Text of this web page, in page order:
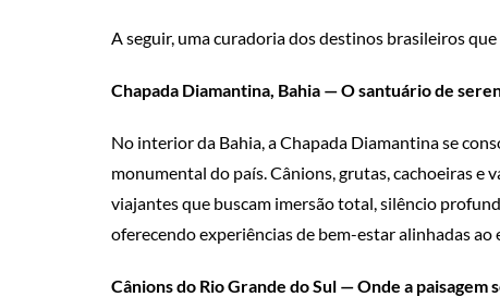
A seguir, uma curadoria dos destinos brasileiros
Chapada Diamantina, Bahia — O santuário de
No interior da Bahia, a Chapada Diamantina se
monumental do país. Cânions, grutas, cachoeiras e
viajantes que buscam imersão total, silêncio
oferecendo experiências de bem-estar alinhadas ao
Cânions do Rio Grande do Sul — Onde a